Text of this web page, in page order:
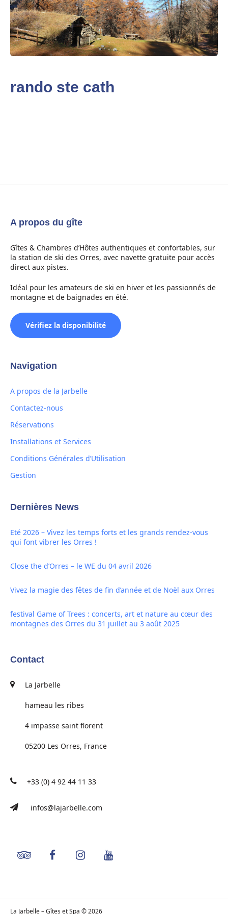
rando ste cath
A propos du gîte
Gîtes & Chambres d’Hôtes authentiques et confortables, sur
la station de ski des Orres, avec navette gratuite pour accès
direct aux pistes.
Idéal pour les amateurs de ski en hiver et les passionnés de
montagne et de baignades en été.
Vérifiez la disponibilité
Navigation
A propos de la Jarbelle
Contactez-nous
Réservations
Installations et Services
Conditions Générales d’Utilisation
Gestion
Dernières News
Eté 2026 – Vivez les temps forts et les grands rendez-vous
qui font vibrer les Orres !
Close the d’Orres – le WE du 04 avril 2026
Vivez la magie des fêtes de fin d’année et de Noël aux Orres
festival Game of Trees : concerts, art et nature au cœur des
montagnes des Orres du 31 juillet au 3 août 2025
Contact
La Jarbelle
hameau les ribes
4 impasse saint florent
05200 Les Orres, France
+33 (0) 4 92 44 11 33
infos@lajarbelle.com
La Jarbelle – Gîtes et Spa © 2026